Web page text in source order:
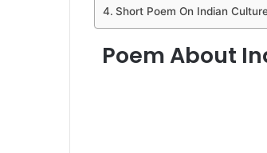
Short Poem On Indian
Poem About